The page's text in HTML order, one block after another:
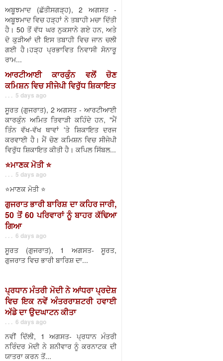
ਅਬੂਝਮਾਦ (ਛੱਤੀਸਗੜ੍ਹ), 2 ਅਗਸਤ -
ਅਬੂਝਮਾਦ ਵਿਚ ਹੜ੍ਹਾਂ ਨੇ ਤਬਾਹੀ ਮਚਾ ਦਿੱਤੀ
ਹੈ। 50 ਤੋਂ ਵੱਧ ਘਰ ਨੁਕਸਾਨੇ ਗਏ ਹਨ, ਅਤੇ
ਦੋ ਕੁੜੀਆਂ ਦੀ ਇਸ ਤਬਾਹੀ ਵਿਚ ਜਾਨ ਚਲੀ
ਗਈ ਹੈ।ਹੜ੍ਹ ਪ੍ਰਭਾਵਿਤ ਨਿਵਾਸੀ ਸੋਨਾਰੂ
ਰਾਮ...
ਆਰਟੀਆਈ ਕਾਰਕੁੰਨ ਵਲੋਂ ਚੋਣ
ਕਮਿਸ਼ਨ ਵਿਚ ਸੀਜੇਪੀ ਵਿਰੁੱਧ ਸ਼ਿਕਾਇਤ
. . . 5 days ago
ਸੂਰਤ (ਗੁਜਰਾਤ), 2 ਅਗਸਤ - ਆਰਟੀਆਈ
ਕਾਰਕੁੰਨ ਅਮਿਤ ਤਿਵਾੜੀ ਕਹਿੰਦੇ ਹਨ, "ਮੈਂ
ਤਿੰਨ ਵੱਖ-ਵੱਖ ਥਾਵਾਂ 'ਤੇ ਸ਼ਿਕਾਇਤ ਦਰਜ
ਕਰਵਾਈ ਹੈ। ਮੈਂ ਚੋਣ ਕਮਿਸ਼ਨ ਵਿਚ ਸੀਜੇਪੀ
ਵਿਰੁੱਧ ਸ਼ਿਕਾਇਤ ਕੀਤੀ ਹੈ। ਕਪਿਲ ਸਿੱਬਲ...
⭐️ਮਾਣਕ ਮੋਤੀ ⭐️
. . . 5 days ago
⭐️ਮਾਣਕ ਮੋਤੀ ⭐️
ਗੁਜਰਾਤ ਭਾਰੀ ਬਾਰਿਸ਼ ਦਾ ਕਹਿਰ ਜਾਰੀ,
50 ਤੋਂ 60 ਪਰਿਵਾਰਾਂ ਨੂੰ ਬਾਹਰ ਕੱਢਿਆ
ਗਿਆ
. . . 6 days ago
ਸੂਰਤ (ਗੁਜਰਾਤ), 1 ਅਗਸਤ- ਸੂਰਤ,
ਗੁਜਰਾਤ ਵਿਚ ਭਾਰੀ ਬਾਰਿਸ਼ ਦਾ...
ਪ੍ਰਧਾਨ ਮੰਤਰੀ ਮੋਦੀ ਨੇ ਆਂਧਰਾ ਪ੍ਰਦੇਸ਼
ਵਿਚ ਇਕ ਨਵੇਂ ਅੰਤਰਰਾਸ਼ਟਰੀ ਹਵਾਈ
ਅੱਡੇ ਦਾ ਉਦਘਾਟਨ ਕੀਤਾ
. . . 6 days ago
ਨਵੀਂ ਦਿੱਲੀ, 1 ਅਗਸਤ- ਪ੍ਰਧਾਨ ਮੰਤਰੀ
ਨਰਿੰਦਰ ਮੋਦੀ ਨੇ ਸ਼ਨੀਵਾਰ ਨੂੰ ਕਰਨਾਟਕ ਦੀ
ਯਾਤਰਾ ਕਰਨ ਤੋਂ...